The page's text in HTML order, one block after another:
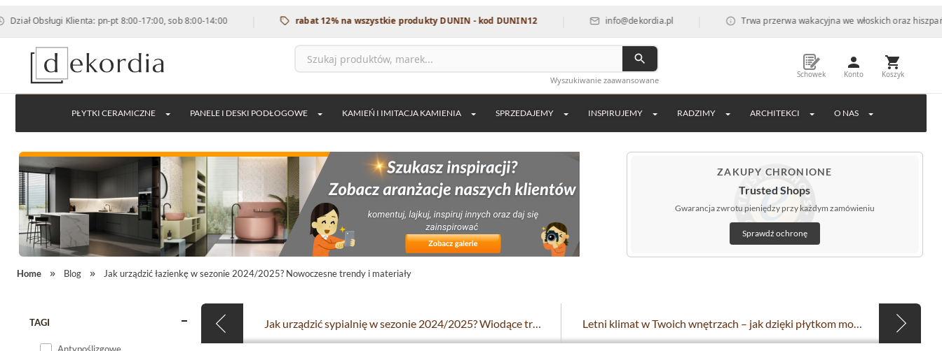
Klienta: pn-pt 8:00-17:00, sob 8:00-14:00 | rabat 12% na wszystkie produkty DUNIN - kod DUNIN12 | info@dekordia.pl | Trwa przerwa wakacyjna we włoskich oraz hiszpańskich
Wyszukiwanie zaawansowane
Schowek Konto Koszyk
PŁYTKI CERAMICZNE PANELE I DESKI PODŁOGOWE KAMIEŃ I IMITACJA KAMIENIA SPRZEDAJEMY INSPIRUJEMY RADZIMY ARCHITEKCI O NAS
ZAKUPY CHRONIONE
Trusted Shops
Gwarancja zwrotu pieniędzy przy każdym zamówieniu
Sprawdź ochronę
Home Blog Jak urządzić łazienkę w sezonie 2024/2025? Nowoczesne trendy i materiały
TAGI Jak urządzić sypialnię w sezonie 2024/2025? Wiodące trendy i ponadczasowe rozwiązania Letni klimat w Twoich wnętrzach – jak dzięki płytkom możesz podtrzymać ciepłe wspomnienia gdy nadejdą zimne dni